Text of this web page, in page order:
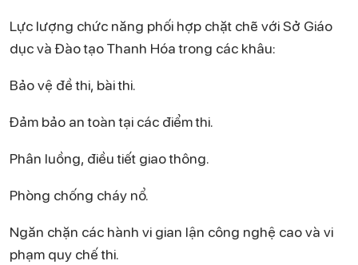
Lực lượng chức năng phối hợp chặt chẽ với Sở Giáo
dục và Đào tạo Thanh Hóa trong các khâu:
Bảo vệ đề thi, bài thi.
Đảm bảo an toàn tại các điểm thi.
Phân luồng, điều tiết giao thông.
Phòng chống cháy nổ.
Ngăn chặn các hành vi gian lận công nghệ cao và vi
phạm quy chế thi.